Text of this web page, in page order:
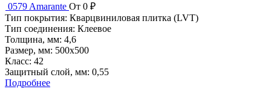
0579 Amarante От 0 ₽
Тип покрытия: Кварцвиниловая плитка (LVT)
Тип соединения: Клеевое
Толщина, мм: 4,6
Размер, мм: 500x500
Класс: 42
Защитный слой, мм: 0,55
Подробнее